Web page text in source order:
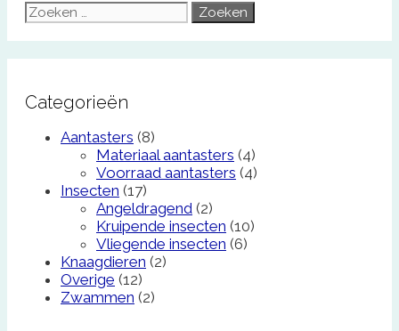
Zoek
naar:
Categorieën
Aantasters (8)
Materiaal aantasters (4)
Voorraad aantasters (4)
Insecten (17)
Angeldragend (2)
Kruipende insecten (10)
Vliegende insecten (6)
Knaagdieren (2)
Overige (12)
Zwammen (2)